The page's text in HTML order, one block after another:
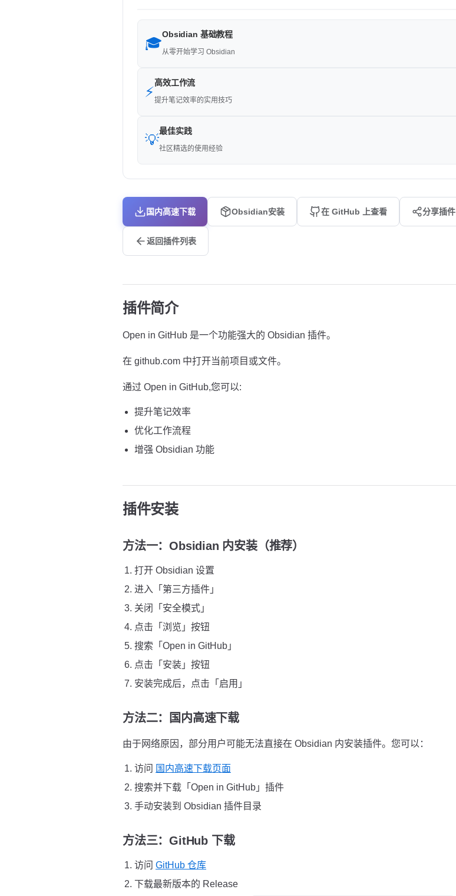
🎓
Obsidian 基础教程
从零开始学习 Obsidian
⚡
高效工作流
提升笔记效率的实用技巧
💡
最佳实践
社区精选的使用经验
国内高速下载 Obsidian安装 在 GitHub 上查看 分享插件
返回插件列表
插件简介
Open in GitHub 是一个功能强大的 Obsidian 插件。
在 github.com 中打开当前项目或文件。
通过 Open in GitHub,您可以:
提升笔记效率
优化工作流程
增强 Obsidian 功能
插件安装
方法一：Obsidian 内安装（推荐）
打开 Obsidian 设置
进入「第三方插件」
关闭「安全模式」
点击「浏览」按钮
搜索「Open in GitHub」
点击「安装」按钮
安装完成后，点击「启用」
方法二：国内高速下载
由于网络原因，部分用户可能无法直接在 Obsidian 内安装插件。您可以：
访问 国内高速下载页面
搜索并下载「Open in GitHub」插件
手动安装到 Obsidian 插件目录
方法三：GitHub 下载
访问 GitHub 仓库
下载最新版本的 Release